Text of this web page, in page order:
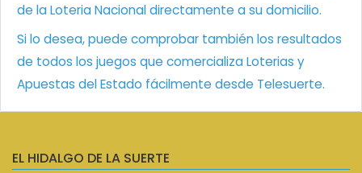
de la Loteria Nacional directamente a su domicilio.
Si lo desea, puede comprobar también los resultados
de todos los juegos que comercializa Loterias y
Apuestas del Estado fácilmente desde Telesuerte.
EL HIDALGO DE LA SUERTE